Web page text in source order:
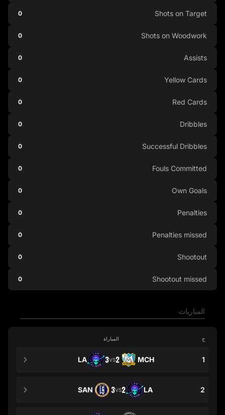
المباريات
ج المباراة
1
MCH
2
VS
3
LA
2
LA
2
VS
3
SAN
Shots on Target
0
Shots on Woodwork
0
Assists
0
Yellow Cards
0
Red Cards
0
Dribbles
0
Successful Dribbles
0
Fouls Committed
0
Own Goals
0
Penalties
0
Penalties missed
0
Shootout
0
Shootout missed
0